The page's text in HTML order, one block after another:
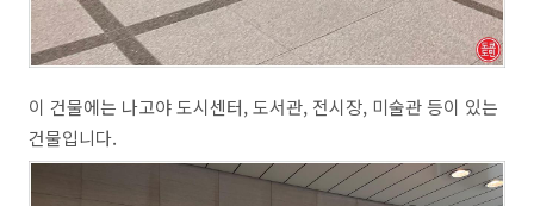
이 건물에는 나고야 도시센터, 도서관, 전시장, 미술관 등이 있는
건물입니다.